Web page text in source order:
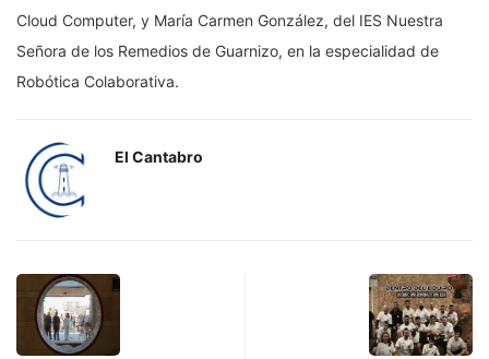
Cloud Computer, y María Carmen González, del IES Nuestra
Señora de los Remedios de Guarnizo, en la especialidad de
Robótica Colaborativa.
El Cantabro